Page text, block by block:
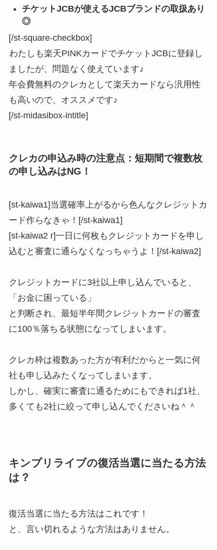
チケットJCBが使えるJCBブランドの取扱あり
◎
[/st-square-checkbox]
わたしも楽天PINKカードでチケットJCBに登録し
ましたが、問題なく使えています♪
年会費無料のクレカとして楽天カードなら汎用性
も高いので、オススメです♪
[/st-midasibox-intitle]
クレカの申込み時の注意点：短期間で複数枚
の申し込みはNG！
[st-kaiwa1]当選確率上がるから色んなクレジットカ
ード作らなきゃ！[/st-kaiwa1]
[st-kaiwa2 r]一日に何枚もクレジットカードを申し
込むと審査に通らなくなっちゃうよ！[/st-kaiwa2]
クレジットカードに3社以上申し込んでいると、
「お金に困っている」
と判断され、最短半年間クレジットカードの審査
に100％落ちる状態になってしまいます。
クレカ枠は複数あった方が有利だからと一気に何
社も申し込みたくなってしまいます。
しかし、 確実に審査に通るためにもできれば1社、
多くても2社に絞って申し込んでくださいね＾＾
キンプリライブの復活当選に当たる方法
は？
復活当選に当たる方法はこれです！
と、言い切れるような方法はありません。